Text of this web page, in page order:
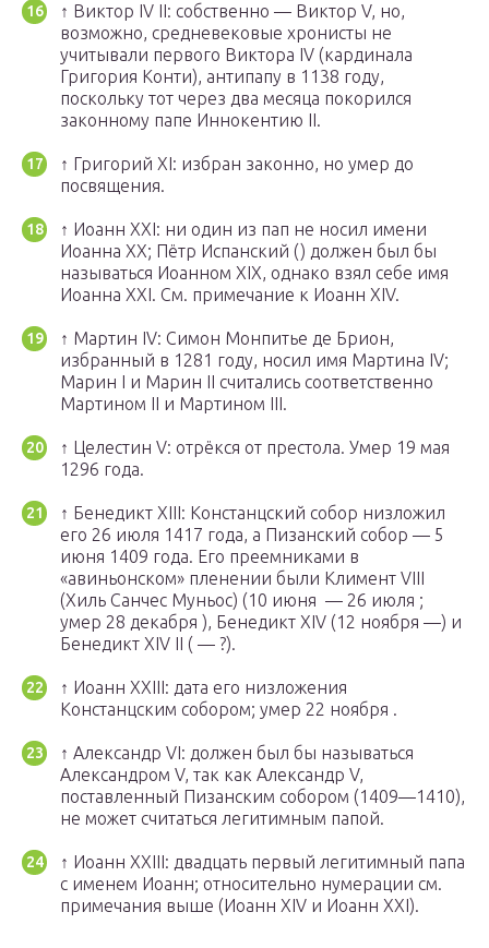
↑ Виктор IV II: собственно — Виктор V, но,
возможно, средневековые хронисты не
учитывали первого Виктора IV (кардинала
Григория Конти), антипапу в 1138 году,
поскольку тот через два месяца покорился
законному папе Иннокентию II.
↑ Григорий XI: избран законно, но умер до
посвящения.
↑ Иоанн XXI: ни один из пап не носил имени
Иоанна XX; Пётр Испанский () должен был бы
называться Иоанном XIX, однако взял себе имя
Иоанна XXI. См. примечание к Иоанн XIV.
↑ Мартин IV: Симон Монпитье де Брион,
избранный в 1281 году, носил имя Мартина IV;
Марин I и Марин II считались соответственно
Мартином II и Мартином III.
↑ Целестин V: отрёкся от престола. Умер 19 мая
1296 года.
↑ Бенедикт XIII: Констанцский собор низложил
его 26 июля 1417 года, а Пизанский собор — 5
июня 1409 года. Его преемниками в
«авиньонском» пленении были Климент VIII
(Хиль Санчес Муньос) (10 июня — 26 июля ;
умер 28 декабря ), Бенедикт XIV (12 ноября —) и
Бенедикт XIV II ( — ?).
↑ Иоанн XXIII: дата его низложения
Констанцским собором; умер 22 ноября .
↑ Александр VI: должен был бы называться
Александром V, так как Александр V,
поставленный Пизанским собором (1409—1410),
не может считаться легитимным папой.
↑ Иоанн XXIII: двадцать первый легитимный папа
с именем Иоанн; относительно нумерации см.
примечания выше (Иоанн XIV и Иоанн XXI).